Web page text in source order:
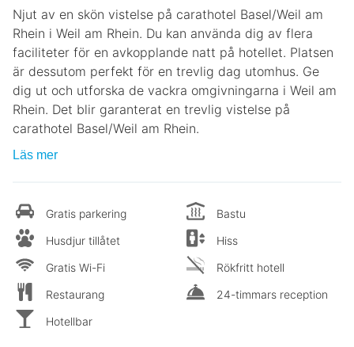
Njut av en skön vistelse på carathotel Basel/Weil am
Rhein i Weil am Rhein. Du kan använda dig av flera
faciliteter för en avkopplande natt på hotellet. Platsen
är dessutom perfekt för en trevlig dag utomhus. Ge
dig ut och utforska de vackra omgivningarna i Weil am
Rhein. Det blir garanterat en trevlig vistelse på
carathotel Basel/Weil am Rhein.
Läs mer
Gratis parkering
Husdjur tillåtet
Gratis Wi-Fi
Restaurang
Hotellbar
Bastu
Hiss
Rökfritt hotell
24-timmars reception